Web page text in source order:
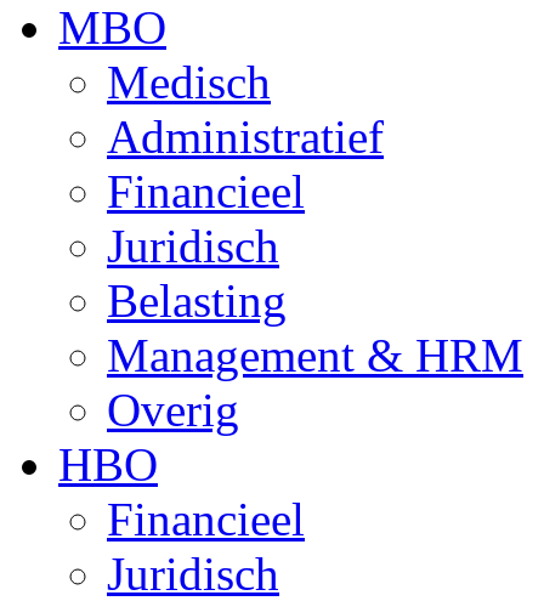
MBO
Medisch
Administratief
Financieel
Juridisch
Belasting
Management & HRM
Overig
HBO
Financieel
Juridisch